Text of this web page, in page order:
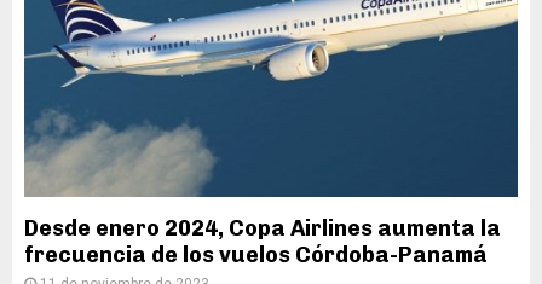
Desde enero 2024, Copa Airlines aumenta la
frecuencia de los vuelos Córdoba-Panamá